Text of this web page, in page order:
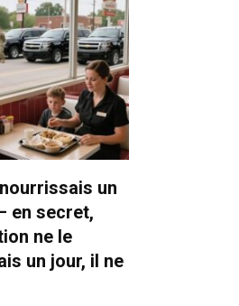
un
en secret,
ne le
un jour, il ne